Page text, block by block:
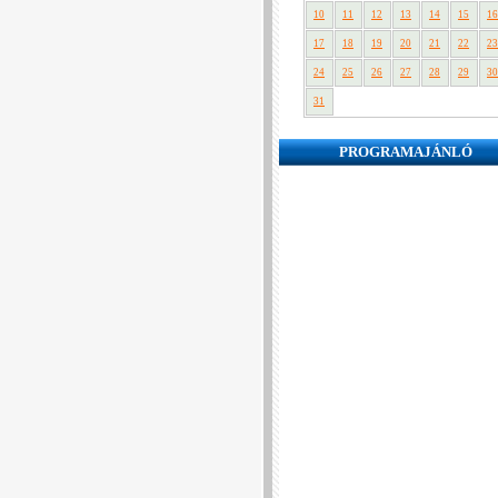
10 11 12 13 14 15 16
17 18 19 20 21 22 23
24 25 26 27 28 29 30
31
PROGRAMAJÁNLÓ